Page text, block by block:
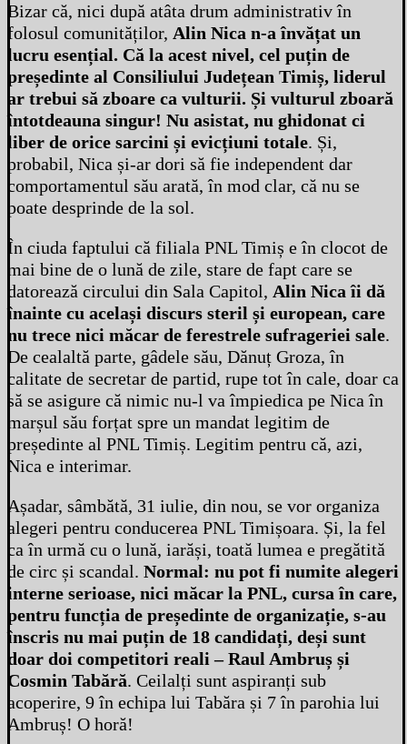
Bizar că, nici după atâta drum administrativ în
folosul comunităților, Alin Nica n-a învățat un
lucru esențial. Că la acest nivel, cel puțin de
președinte al Consiliului Județean Timiș, liderul
ar trebui să zboare ca vulturii. Și vulturul zboară
întotdeauna singur! Nu asistat, nu ghidonat ci
liber de orice sarcini și evicțiuni totale. Și,
probabil, Nica și-ar dori să fie independent dar
comportamentul său arată, în mod clar, că nu se
poate desprinde de la sol.
În ciuda faptului că filiala PNL Timiș e în clocot de
mai bine de o lună de zile, stare de fapt care se
datorează circului din Sala Capitol, Alin Nica îi dă
înainte cu același discurs steril și european, care
nu trece nici măcar de ferestrele sufrageriei sale.
De cealaltă parte, gâdele său, Dănuț Groza, în
calitate de secretar de partid, rupe tot în cale, doar ca
să se asigure că nimic nu-l va împiedica pe Nica în
marșul său forțat spre un mandat legitim de
președinte al PNL Timiș. Legitim pentru că, azi,
Nica e interimar.
Așadar, sâmbătă, 31 iulie, din nou, se vor organiza
alegeri pentru conducerea PNL Timișoara. Și, la fel
ca în urmă cu o lună, iarăși, toată lumea e pregătită
de circ și scandal. Normal: nu pot fi numite alegeri
interne serioase, nici măcar la PNL, cursa în care,
pentru funcția de președinte de organizație, s-au
înscris nu mai puțin de 18 candidați, deși sunt
doar doi competitori reali – Raul Ambruș și
Cosmin Tabără. Ceilalți sunt aspiranți sub
acoperire, 9 în echipa lui Tabăra și 7 în parohia lui
Ambruș! O horă!